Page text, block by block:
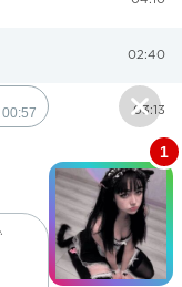
02:40
03:13
00:57
1